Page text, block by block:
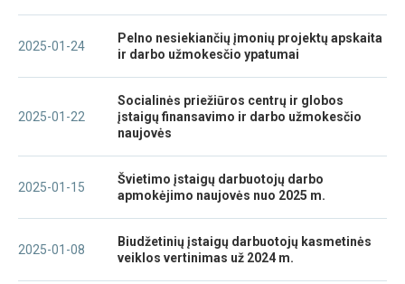
2025-01-24
Pelno nesiekiančių įmonių projektų apskaita
ir darbo užmokesčio ypatumai
2025-01-22
Socialinės priežiūros centrų ir globos
įstaigų finansavimo ir darbo užmokesčio
naujovės
2025-01-15
Švietimo įstaigų darbuotojų darbo
apmokėjimo naujovės nuo 2025 m.
2025-01-08
Biudžetinių įstaigų darbuotojų kasmetinės
veiklos vertinimas už 2024 m.